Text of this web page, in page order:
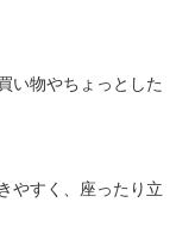
い物やちょっとした
やすく、座ったり立